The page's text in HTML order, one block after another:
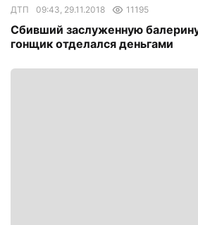
ДТП 09:43, 29.11.2018 11195
Сбивший заслуженную
гонщик отделался деньгами